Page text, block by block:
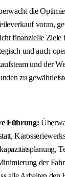
die
voran,
finanzielle Ziele
und auch
und der
zu
Führung:
der